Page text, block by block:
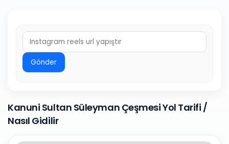
Gönder
Kanuni Sultan Süleyman Çeşmesi Yol Tarifi /
Nasıl Gidilir